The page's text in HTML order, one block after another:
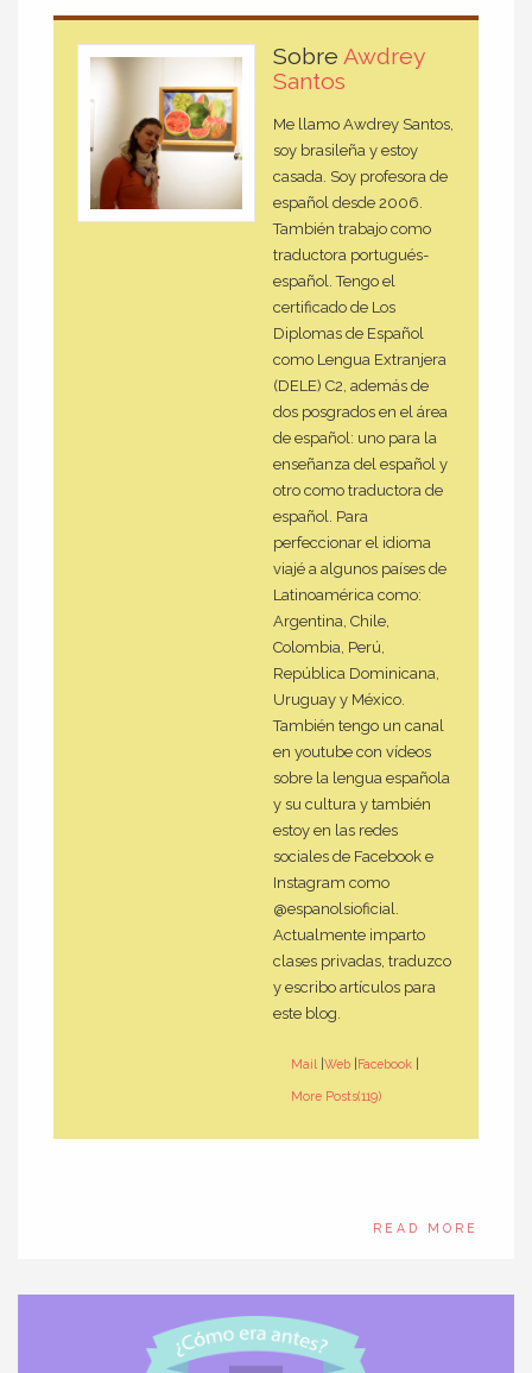
Sobre Awdrey
Santos
Me llamo Awdrey Santos,
soy brasileña y estoy
casada. Soy profesora de
español desde 2006.
También trabajo como
traductora portugués-
español. Tengo el
certificado de Los
Diplomas de Español
como Lengua Extranjera
(DELE) C2, además de
dos posgrados en el área
de español: uno para la
enseñanza del español y
otro como traductora de
español. Para
perfeccionar el idioma
viajé a algunos países de
Latinoamérica como:
Argentina, Chile,
Colombia, Perú,
República Dominicana,
Uruguay y México.
También tengo un canal
en youtube con vídeos
sobre la lengua española
y su cultura y también
estoy en las redes
sociales de Facebook e
Instagram como
@espanolsioficial.
Actualmente imparto
clases privadas, traduzco
y escribo artículos para
este blog.
Mail Web Facebook
More Posts(119)
READ MORE